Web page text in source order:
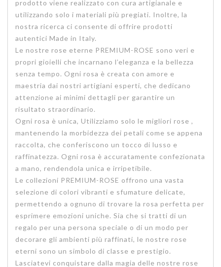
prodotto viene realizzato con cura artigianale e
utilizzando solo i materiali più pregiati. Inoltre, la
nostra ricerca ci consente di offrire prodotti
autentici Made in Italy.
Le nostre rose eterne PREMIUM-ROSE sono veri e
propri gioielli che incarnano l’eleganza e la bellezza
senza tempo. Ogni rosa è creata con amore e
maestria dai nostri artigiani esperti, che dedicano
attenzione ai minimi dettagli per garantire un
risultato straordinario.
Ogni rosa è unica, Utilizziamo solo le migliori rose ,
mantenendo la morbidezza dei petali come se appena
raccolta, che conferiscono un tocco di lusso e
raffinatezza. Ogni rosa è accuratamente confezionata
a mano, rendendola unica e irripetibile.
Le collezioni PREMIUM-ROSE offrono una vasta
selezione di colori vibranti e sfumature delicate,
permettendo a ognuno di trovare la rosa perfetta per
esprimere emozioni uniche. Sia che si tratti di un
regalo per una persona speciale o di un modo per
decorare gli ambienti più raffinati, le nostre rose
eterni sono un simbolo di classe e prestigio.
Lasciatevi conquistare dalla magia delle nostre rose